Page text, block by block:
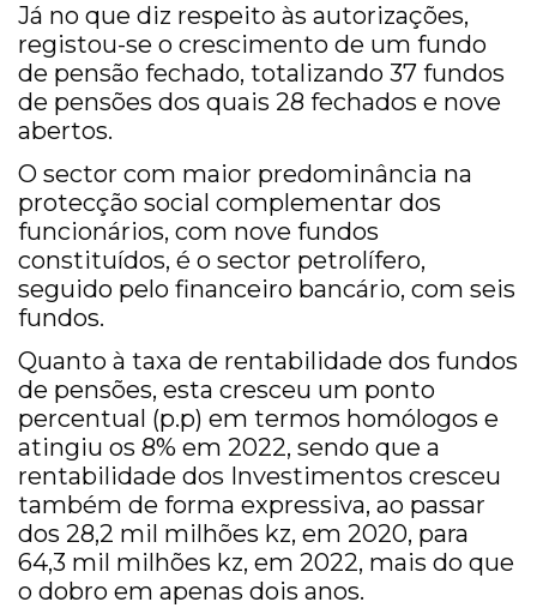
Já no que diz respeito às autorizações,
registou-se o crescimento de um fundo
de pensão fechado, totalizando 37 fundos
de pensões dos quais 28 fechados e nove
abertos.
O sector com maior predominância na
protecção social complementar dos
funcionários, com nove fundos
constituídos, é o sector petrolífero,
seguido pelo financeiro bancário, com seis
fundos.
Quanto à taxa de rentabilidade dos fundos
de pensões, esta cresceu um ponto
percentual (p.p) em termos homólogos e
atingiu os 8% em 2022, sendo que a
rentabilidade dos Investimentos cresceu
também de forma expressiva, ao passar
dos 28,2 mil milhões kz, em 2020, para
64,3 mil milhões kz, em 2022, mais do que
o dobro em apenas dois anos.